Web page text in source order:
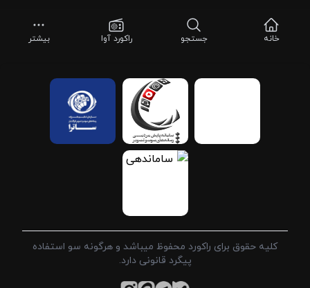
خانه جستجو راکورد آوا بیشتر
کلیه حقوق برای راکورد محفوظ میباشد و هرگونه سو استفاده
پیگرد قانونی دارد.